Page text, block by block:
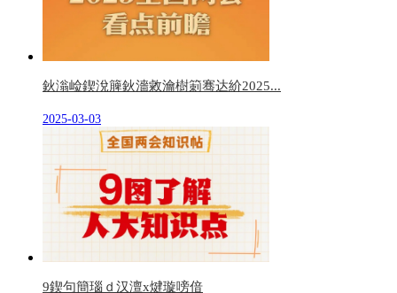
鈥滃崄鍥涗簲鈥濇敹瀹樹箣骞达紒2025...
2025-03-03
9鍥句簡瑙ｄ汉澶х煡璇嗙偣